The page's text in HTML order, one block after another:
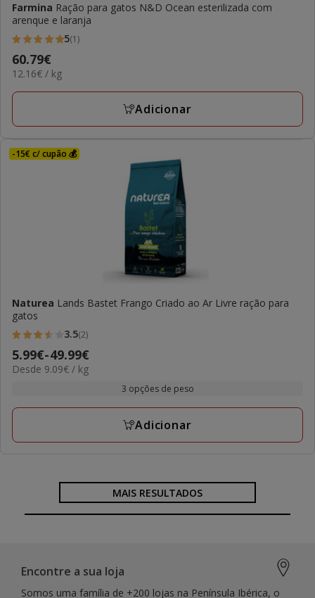
Farmina Ração para gatos N&D Ocean esterilizada com
arenque e laranja
5
estrelas
com
1
5(1)
Preço
60.79€
60.79€
12.16€
KG
12.16€ / kg
Adicionar
-15€ c/ cupão 💰
Naturea Lands Bastet Frango Criado ao Ar Livre ração para
gatos
3.5
estrelas
com
avaliações
3.5(2)
Preço
de
a
5.99€-49.99€
9.09€
Desde 9.09€ / kg
3 opções de peso
Adicionar
MAIS RESULTADOS
Encontre a sua loja
Somos uma família de +200 lojas na Península Ibérica, o